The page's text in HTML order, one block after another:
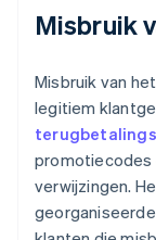
Misbruik
Misbruik van
legitiem
promotiecodes
verwijzingen.